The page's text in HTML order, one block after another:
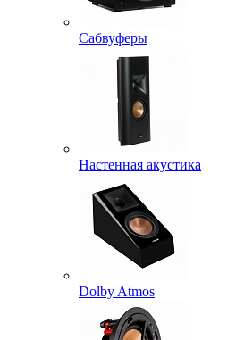
Сабвуферы
Настенная акустика
Dolby Atmos